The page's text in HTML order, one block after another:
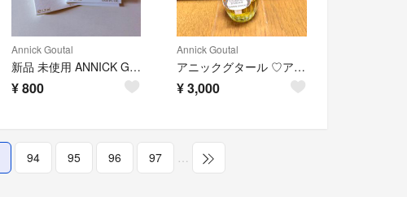
Annick Goutal
新品 未使用 ANNICK GOUTAL プチシェリー
¥800
Annick Goutal
アニックグタール ♡アン マタン ドラージュ 100ml
¥3,000
94 95 96 97 …